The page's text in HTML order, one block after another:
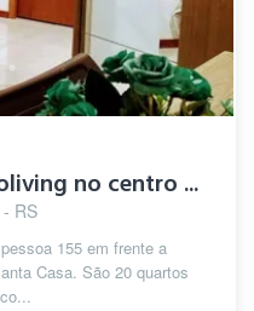
no centro ...
RS
155 em frente a
Casa. São 20 quartos